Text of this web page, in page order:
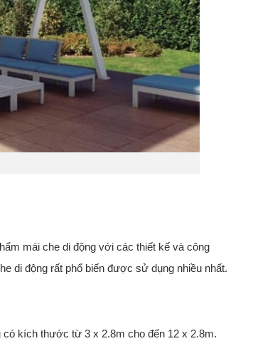
mái che di động với các thiết kế và công
di động rất phổ biến được sử dụng nhiều nhất.
kích thước từ 3 x 2.8m cho đến 12 x 2.8m.